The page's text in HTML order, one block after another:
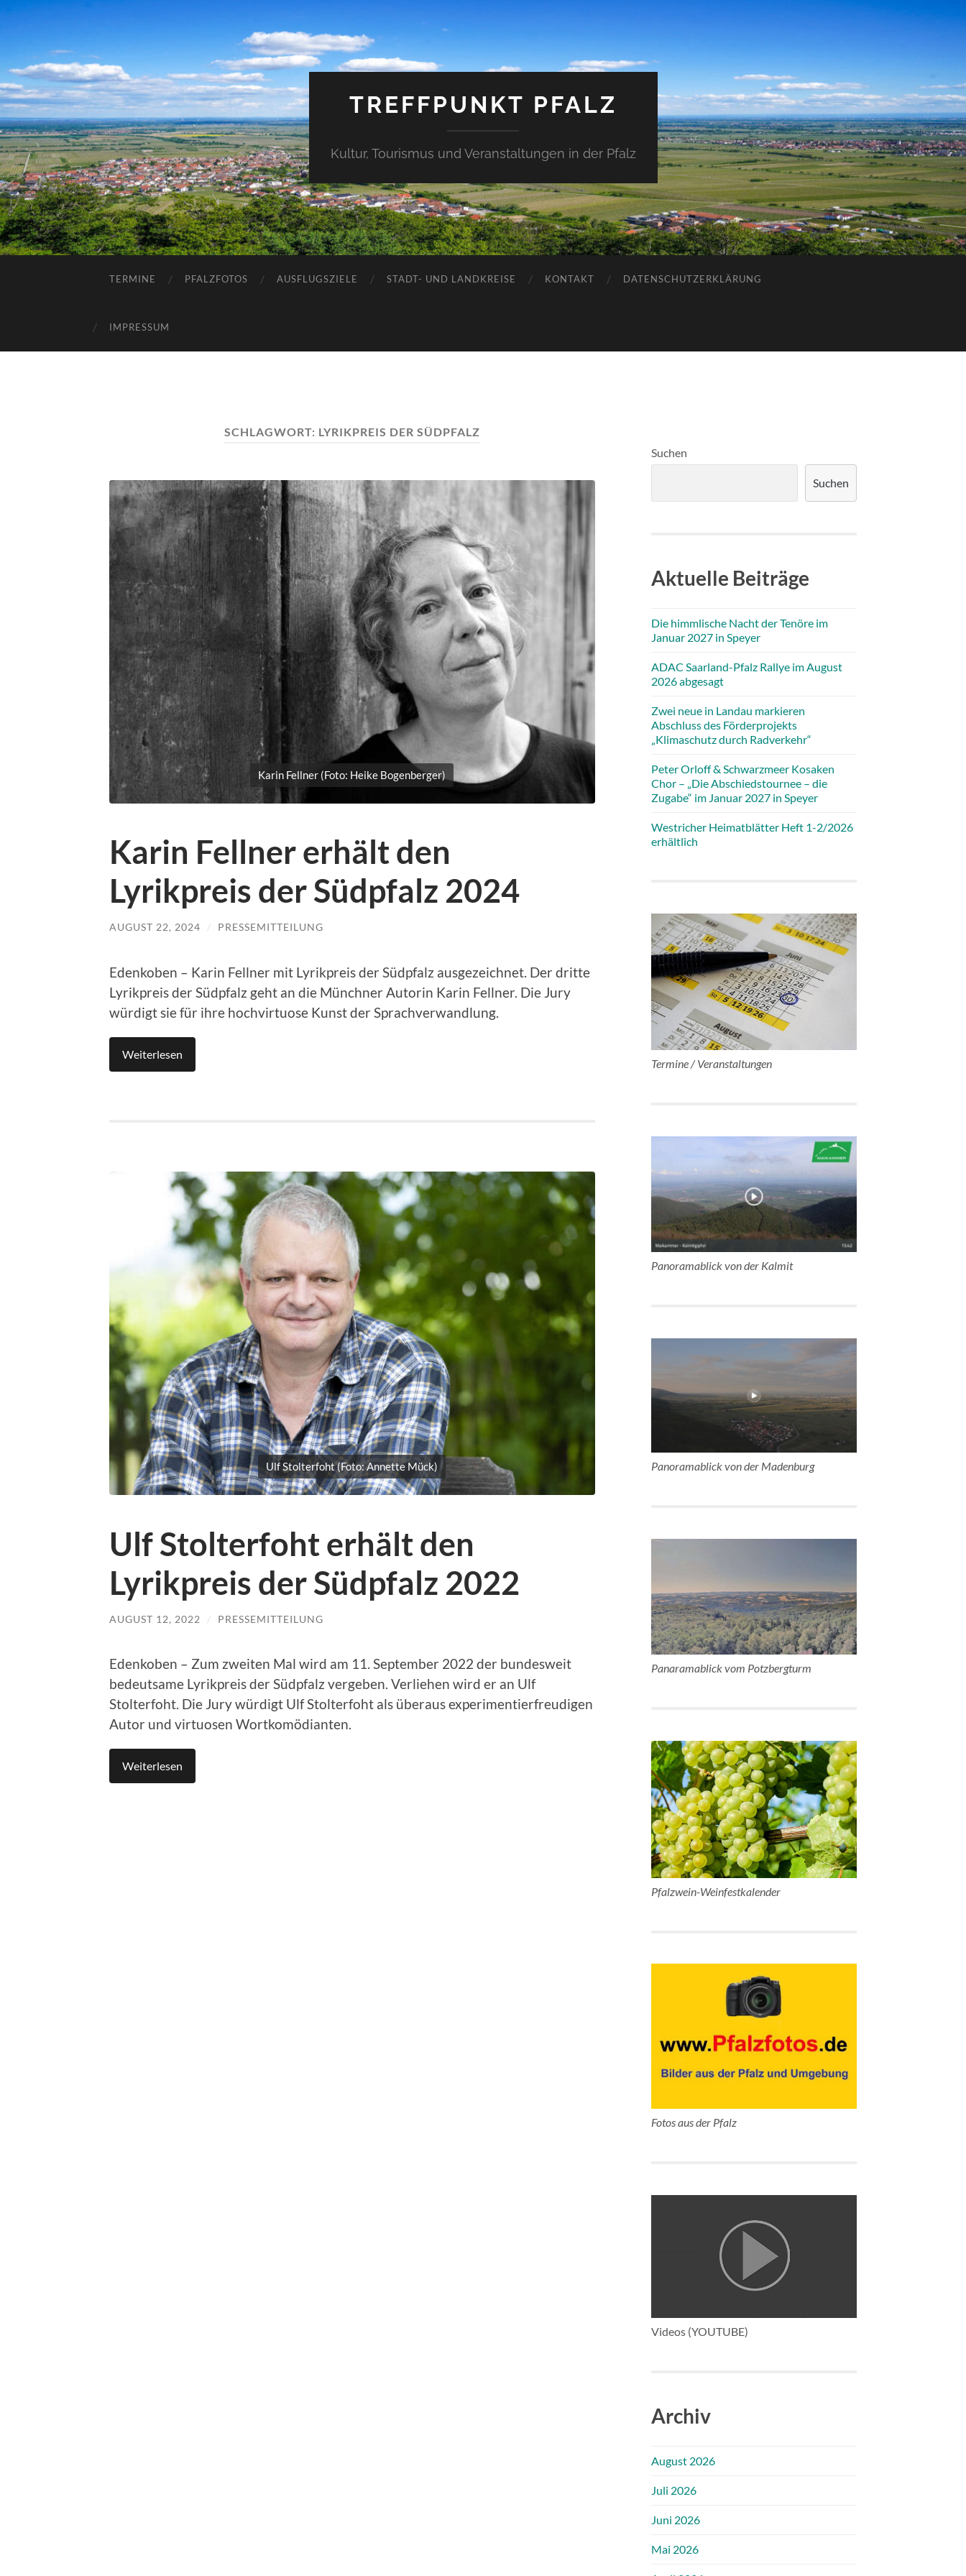
TREFFPUNKT PFALZ
Kultur, Tourismus und Veranstaltungen in der Pfalz
TERMINE PFALZFOTOS AUSFLUGSZIELE STADT- UND LANDKREISE KONTAKT DATENSCHUTZERKLÄRUNG
IMPRESSUM
SCHLAGWORT: LYRIKPREIS DER SÜDPFALZ
Karin Fellner (Foto: Heike Bogenberger)
Karin Fellner erhält den
Lyrikpreis der Südpfalz 2024
AUGUST 22, 2024 / PRESSEMITTEILUNG
Edenkoben – Karin Fellner mit Lyrikpreis der Südpfalz ausgezeichnet. Der dritte
Lyrikpreis der Südpfalz geht an die Münchner Autorin Karin Fellner. Die Jury
würdigt sie für ihre hochvirtuose Kunst der Sprachverwandlung.
Weiterlesen
Ulf Stolterfoht (Foto: Annette Mück)
Ulf Stolterfoht erhält den
Lyrikpreis der Südpfalz 2022
AUGUST 12, 2022 / PRESSEMITTEILUNG
Edenkoben – Zum zweiten Mal wird am 11. September 2022 der bundesweit
bedeutsame Lyrikpreis der Südpfalz vergeben. Verliehen wird er an Ulf
Stolterfoht. Die Jury würdigt Ulf Stolterfoht als überaus experimentierfreudigen
Autor und virtuosen Wortkomödianten.
Weiterlesen
Suchen
Suchen
Aktuelle Beiträge
Die himmlische Nacht der Tenöre im
Januar 2027 in Speyer
ADAC Saarland-Pfalz Rallye im August
2026 abgesagt
Zwei neue in Landau markieren
Abschluss des Förderprojekts
„Klimaschutz durch Radverkehr“
Peter Orloff & Schwarzmeer Kosaken
Chor – „Die Abschiedstournee – die
Zugabe“ im Januar 2027 in Speyer
Westricher Heimatblätter Heft 1-2/2026
erhältlich
Termine / Veranstaltungen
Panoramablick von der Kalmit
Panoramablick von der Madenburg
Panaramablick vom Potzbergturm
Pfalzwein-Weinfestkalender
Fotos aus der Pfalz
Videos (YOUTUBE)
Archiv
August 2026
Juli 2026
Juni 2026
Mai 2026